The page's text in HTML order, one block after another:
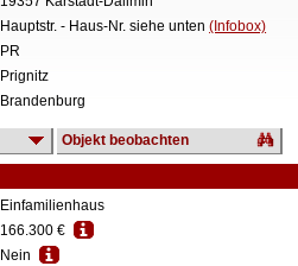
Hauptstr. - Haus-Nr. siehe unten(Infobox)
PR
Prignitz
Brandenburg
Objekt beobachten
Einfamilienhaus
166.300 €
Nein